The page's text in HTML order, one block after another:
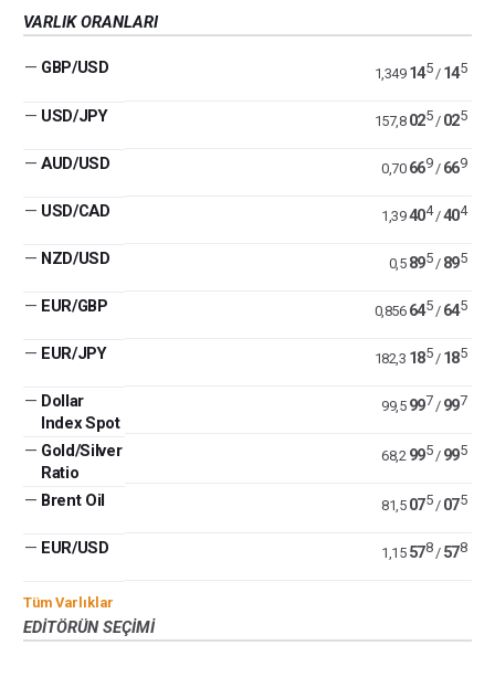
VARLIK ORANLARI
— GBP/USD 1,349 145/ 145
— USD/JPY 157,8 025/ 025
— AUD/USD 0,70 669/ 669
— USD/CAD 1,39 404/404
— NZD/USD 0,5 895/ 895
— EUR/GBP 0,856 645/ 645
— EUR/JPY 182,3 185/ 185
— Dollar
Index Spot
99,5 997 / 997
— Gold/Silver
Ratio
68,2 995/ 995
— Brent Oil 81,5 075/ 075
— EUR/USD 1,15 578/ 578
Tüm Varlıklar
EDITÖRÜN SEÇIMI